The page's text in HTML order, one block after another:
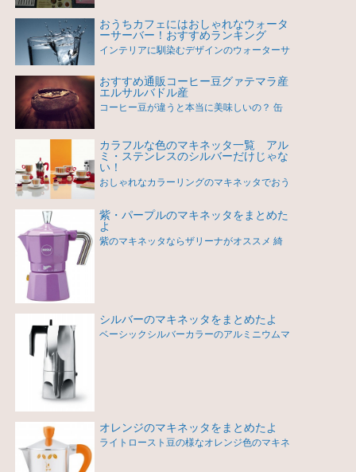
おうちカフェにはおしゃれなウォータ
ーサーバー！おすすめランキング
インテリアに馴染むデザインのウォーターサ
おすすめ通販コーヒー豆グァテマラ産
エルサルバドル産
コーヒー豆が違うと本当に美味しいの？ 缶
カラフルな色のマキネッタ一覧 アル
ミ・ステンレスのシルバーだけじゃな
い！
おしゃれなカラーリングのマキネッタでおう
紫・パープルのマキネッタをまとめた
よ
紫のマキネッタならザリーナがオススメ 綺
シルバーのマキネッタをまとめたよ
ベーシックシルバーカラーのアルミニウムマ
オレンジのマキネッタをまとめたよ
ライトロースト豆の様なオレンジ色のマキネ